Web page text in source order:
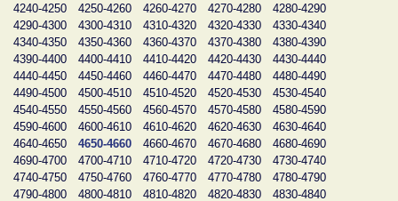
4240-4250
4250-4260 4260-4270 4270-4280
4280-4290
4290-4300
4300-4310 4310-4320 4320-4330
4330-4340
4340-4350
4350-4360 4360-4370 4370-4380
4380-4390
4390-4400
4400-4410 4410-4420 4420-4430
4430-4440
4440-4450
4450-4460 4460-4470 4470-4480
4480-4490
4490-4500
4500-4510 4510-4520 4520-4530
4530-4540
4540-4550
4550-4560 4560-4570 4570-4580
4580-4590
4590-4600
4600-4610 4610-4620 4620-4630
4630-4640
4640-4650
4650-4660 4660-4670 4670-4680
4680-4690
4690-4700
4700-4710 4710-4720 4720-4730
4730-4740
4740-4750
4750-4760 4760-4770 4770-4780
4780-4790
4790-4800
4800-4810 4810-4820 4820-4830
4830-4840